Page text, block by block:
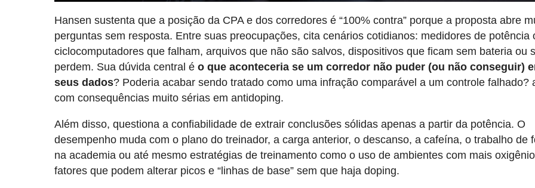
Hansen sustenta que a posição da CPA e dos corredores é “100% contra” porque a proposta abre
perguntas sem resposta. Entre suas preocupações, cita cenários cotidianos: medidores de potência
ciclocomputadores que falham, arquivos que não são salvos, dispositivos que ficam sem bateria ou
perdem. Sua dúvida central éo que aconteceria se um corredor não puder (ou não conseguir)
seus dados? Poderia acabar sendo tratado como uma infração comparável a um controle falhado?
com consequências muito sérias em antidoping.
Além disso, questiona a confiabilidade de extrair conclusões sólidas apenas a partir da potência. O
desempenho muda com o plano do treinador, a carga anterior, o descanso, a cafeína, o trabalho de
na academia ou até mesmo estratégias de treinamento como o uso de ambientes com mais
fatores que podem alterar picos e “linhas de base” sem que haja doping.